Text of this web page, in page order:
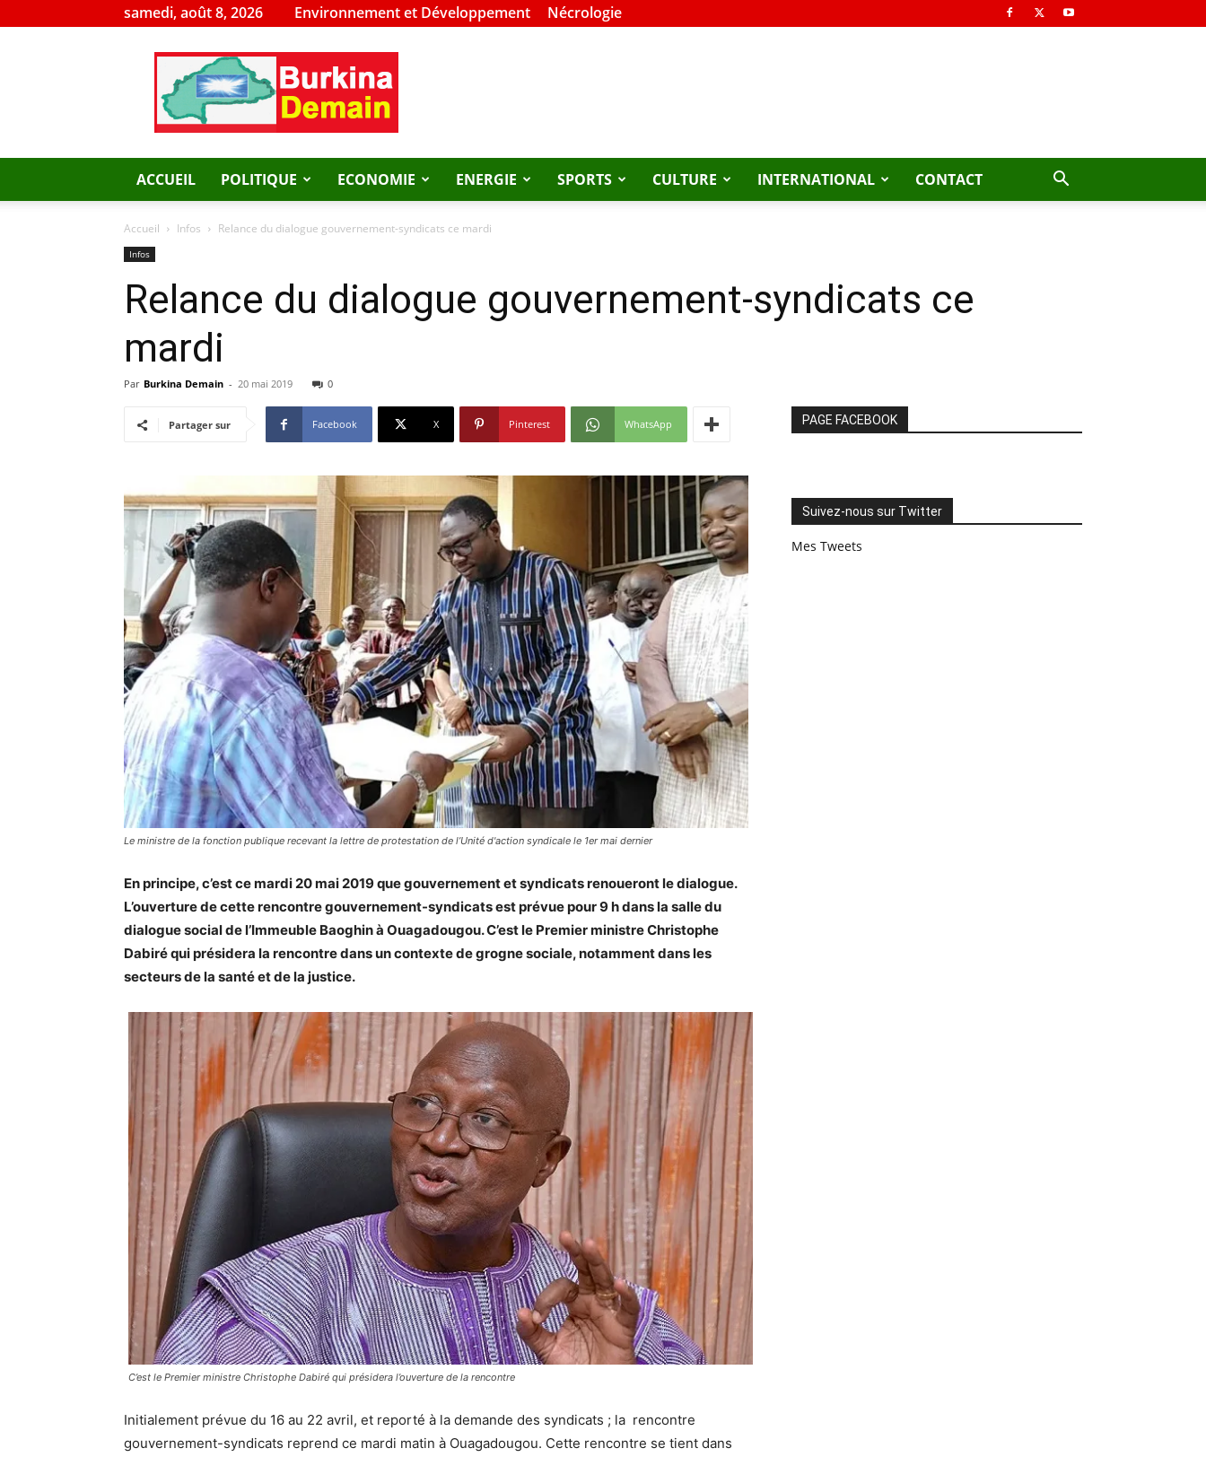
samedi, août 8, 2026 Environnement et Développement Nécrologie
Burkina
Demain
ACCUEIL POLITIQUE ECONOMIE ENERGIE SPORTS CULTURE INTERNATIONAL CONTACT
Accueil Infos Relance du dialogue gouvernement-syndicats ce mardi
Infos
Relance du dialogue gouvernement-syndicats ce
mardi
Par Burkina Demain - 20 mai 2019 0
Partager sur Facebook X Pinterest WhatsApp
Le ministre de la fonction publique recevant la lettre de protestation de l’Unité d'action syndicale le 1er mai dernier
En principe, c’est ce mardi 20 mai 2019 que gouvernement et syndicats renoueront le dialogue.
L’ouverture de cette rencontre gouvernement-syndicats est prévue pour 9 h dans la salle du
dialogue social de l’Immeuble Baoghin à Ouagadougou. C’est le Premier ministre Christophe
Dabiré qui présidera la rencontre dans un contexte de grogne sociale, notamment dans les
secteurs de la santé et de la justice.
C’est le Premier ministre Christophe Dabiré qui présidera l’ouverture de la rencontre
Initialement prévue du 16 au 22 avril, et reporté à la demande des syndicats ; la rencontre
gouvernement-syndicats reprend ce mardi matin à Ouagadougou. Cette rencontre se tient dans
PAGE FACEBOOK
Suivez-nous sur Twitter
Mes Tweets